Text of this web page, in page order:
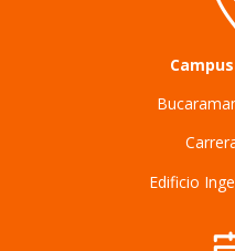
Edificio